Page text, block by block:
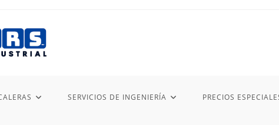
SERVICIOS DE INGENIERÍA PRECIOS